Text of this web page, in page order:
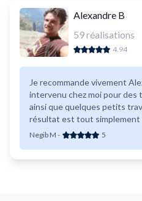
Alexandre B
59réalisations
4.94
Je recommande vivement
intervenu chez moi pour des
ainsi que quelques petits
résultat est tout simplement
qualité irréprochable de son
Negib M - 5